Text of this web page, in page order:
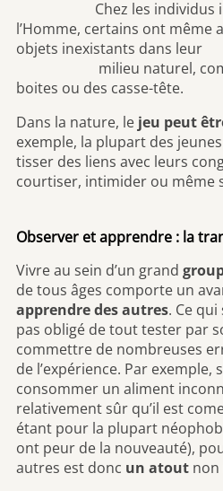
Chez les individus
l’Homme, certains ont même
objets inexistants dans leur
milieu naturel,
boites ou des casse-tête.
Dans la nature, le jeu peut
exemple, la plupart des
tisser des liens avec leurs
courtiser, intimider ou même
Observer et apprendre : la
Vivre au sein d’un grand
de tous âges comporte un
apprendre des autres. Ce qui
pas obligé de tout tester par
commettre de nombreuses
de l’expérience. Par exemple,
consommer un aliment
relativement sûr qu’il est
étant pour la plupart
ont peur de la nouveauté),
autres est donc un atout non